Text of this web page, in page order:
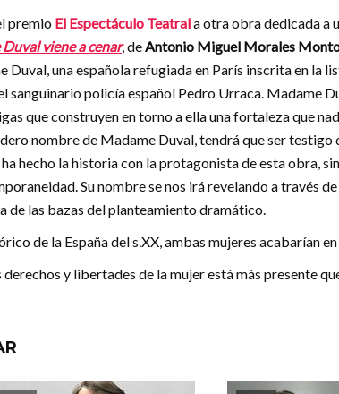
premio El Espectáculo Teatrala otra obra dedicada a
viene a cenar, deAntonio Miguel Morales
una española refugiada en París inscrita en la
sanguinario policía español Pedro Urraca. Madame
que construyen en torno a ella una fortaleza que
nombre de Madame Duval, tendrá que ser testigo
hecho la historia con la protagonista de esta obra,
Su nombre se nos irá revelando a través
de las bazas del planteamiento dramático.
de la España del s.XX, ambas mujeres acabarían
y libertades de la mujer está más presente